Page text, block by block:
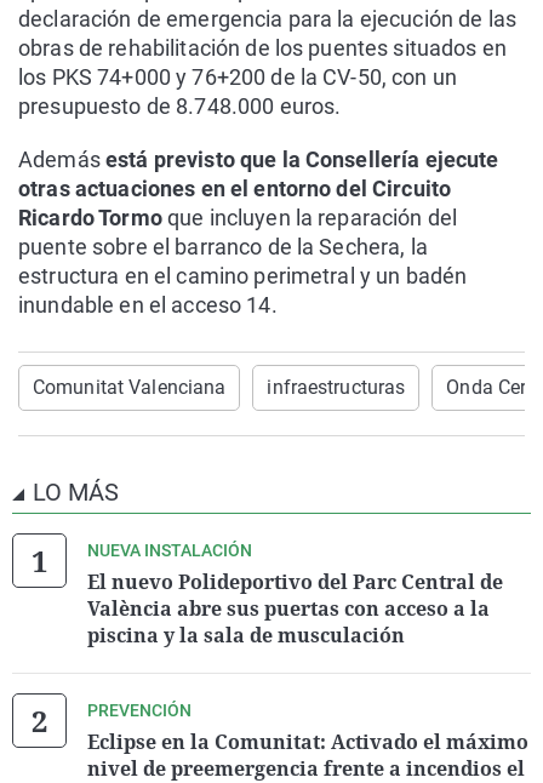
declaración de emergencia para la ejecución de las
obras de rehabilitación de los puentes situados en
los PKS 74+000 y 76+200 de la CV-50, con un
presupuesto de 8.748.000 euros.
Ademásestá previsto que la Consellería ejecute
otras actuaciones en el entorno del Circuito
Ricardo Tormoque incluyen la reparación del
puente sobre el barranco de la Sechera, la
estructura en el camino perimetral y un badén
inundable en el acceso 14.
Comunitat Valenciana infraestructuras Onda
LO MÁS
NUEVA INSTALACIÓN
El nuevo Polideportivo del Parc Central de
València abre sus puertas con acceso a la
piscina y la sala de musculación
PREVENCIÓN
Eclipse en la Comunitat: Activado el máximo
nivel de preemergencia frente a incendios el